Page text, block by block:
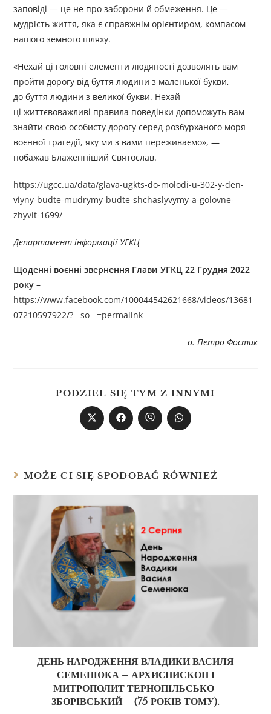
заповіді — це не про заборони й обмеження. Це —
мудрість життя, яка є справжнім орієнтиром, компасом
нашого земного шляху.
«Нехай ці головні елементи людяності дозволять вам
пройти дорогу від буття людини з маленької букви,
до буття людини з великої букви. Нехай
ці життєвоважливі правила поведінки допоможуть вам
знайти свою особисту дорогу серед розбурханого моря
воєнної трагедії, яку ми з вами переживаємо», —
побажав Блаженніший Святослав.
https://ugcc.ua/data/glava-ugkts-do-molodi-u-302-y-den-
viyny-budte-mudrymy-budte-shchaslyvymy-a-golovne-
zhyvit-1699/
Департамент інформації УГКЦ
Щоденні воєнні звернення Глави УГКЦ22 Грудня 2022
року–
https://www.facebook.com/100044542621668/videos/13681
07210597922/?__so__=permalink
о. Петро Фостик
PODZIEL SIĘ TYM Z INNYMI
MOŻE CI SIĘ SPODOBAĆ RÓWNIEŻ
ДЕНЬ НАРОДЖЕННЯ ВЛАДИКИ ВАСИЛЯ
СЕМЕНЮКА – АРХИЄПИСКОП І
МИТРОПОЛИТ ТЕРНОПІЛЬСЬКО-
ЗБОРІВСЬКИЙ – (75 РОКІВ ТОМУ).